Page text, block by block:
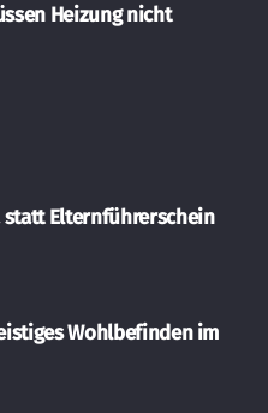
Heizung nicht
statt Elternführerschein
Wohlbefinden im